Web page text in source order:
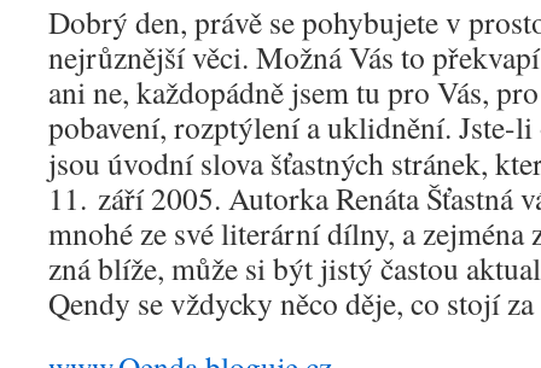
Dobrý den, právě se pohybujete v
nejrůznější věci. Možná Vás to
ani ne, každopádně jsem tu pro Vás,
pobavení, rozptýlení a uklidnění. Jste-li
jsou úvodní slova šťastných stránek,
11. září 2005. Autorka Renáta Šťastná
mnohé ze své literární dílny, a
zná blíže, může si být jistý častou
Qendy se vždycky něco děje, co stojí